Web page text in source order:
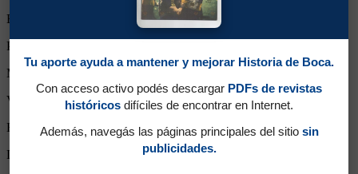
Expulsiones:
Partidos reemplazado:
Minutos Disputados:
Victorias:
65
Empates:13
Derrotas:
Tu aporte ayuda a mantener y mejorar Historia de Boca.
Con acceso activo podés descargar PDFs de revistas
históricos difíciles de encontrar en Internet.
Además, navegás las páginas principales del sitio sin
publicidades.